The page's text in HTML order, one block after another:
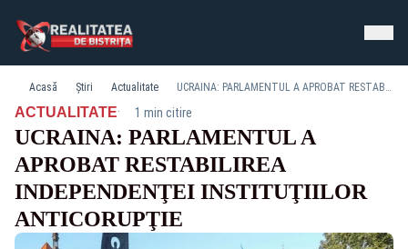
Acasă Știri Actualitate UCRAINA: PARLAMENTUL A APROBAT RESTABILIREA INDEPENDENŢEI INSTITUŢIILOR ANTICORUPŢIE
ACTUALITATE· 1 min citire
UCRAINA: PARLAMENTUL A
APROBAT RESTABILIREA
INDEPENDENŢEI INSTITUŢIILOR
ANTICORUPŢIE